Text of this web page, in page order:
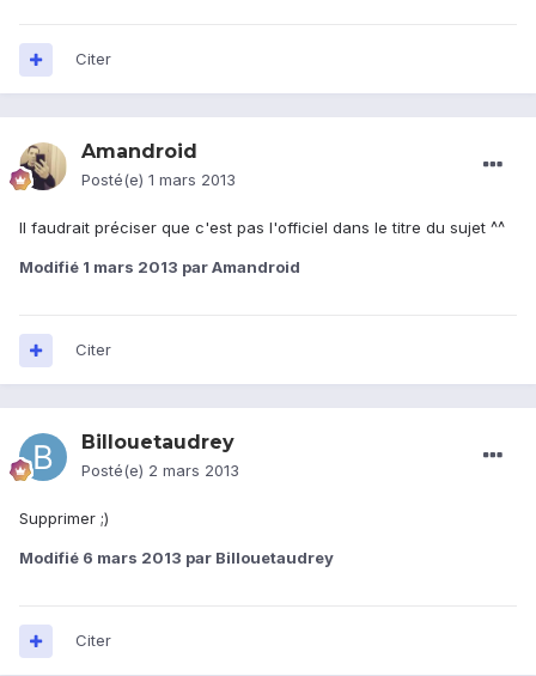
Citer
Amandroid
Posté(e) 1 mars 2013
Il faudrait préciser que c'est pas l'officiel dans le titre du sujet ^^
Modifié 1 mars 2013 par Amandroid
Citer
Billouetaudrey
Posté(e) 2 mars 2013
Supprimer ;)
Modifié 6 mars 2013 par Billouetaudrey
Citer